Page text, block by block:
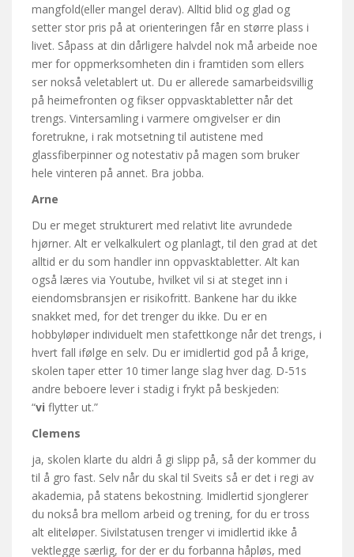
mangfold(eller mangel derav). Alltid blid og glad og
setter stor pris på at orienteringen får en større plass i
livet. Såpass at din dårligere halvdel nok må arbeide noe
mer for oppmerksomheten din i framtiden som ellers
ser nokså veletablert ut. Du er allerede samarbeidsvillig
på heimefronten og fikser oppvasktabletter når det
trengs. Vintersamling i varmere omgivelser er din
foretrukne, i rak motsetning til autistene med
glassfiberpinner og notestativ på magen som bruker
hele vinteren på annet. Bra jobba.
Arne
Du er meget strukturert med relativt lite avrundede
hjørner. Alt er velkalkulert og planlagt, til den grad at det
alltid er du som handler inn oppvasktabletter. Alt kan
også læres via Youtube, hvilket vil si at steget inn i
eiendomsbransjen er risikofritt. Bankene har du ikke
snakket med, for det trenger du ikke. Du er en
hobbyløper individuelt men stafettkonge når det trengs, i
hvert fall ifølge en selv. Du er imidlertid god på å krige,
skolen taper etter 10 timer lange slag hver dag. D-51s
andre beboere lever i stadig i frykt på beskjeden:
“vi flytter ut.”
Clemens
ja, skolen klarte du aldri å gi slipp på, så der kommer du
til å gro fast. Selv når du skal til Sveits så er det i regi av
akademia, på statens bekostning. Imidlertid sjonglerer
du nokså bra mellom arbeid og trening, for du er tross
alt eliteløper. Sivilstatusen trenger vi imidlertid ikke å
vektlegge særlig, for der er du forbanna håpløs, med